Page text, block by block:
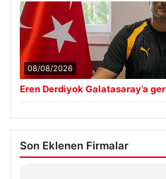
08/08/2026
Eren Derdiyok Galatasaray’a
Son Eklenen Firmalar